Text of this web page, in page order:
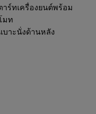
าร์ทเครื่องยนต์พร้อม
มท
บาะนั่งด้านหลัง